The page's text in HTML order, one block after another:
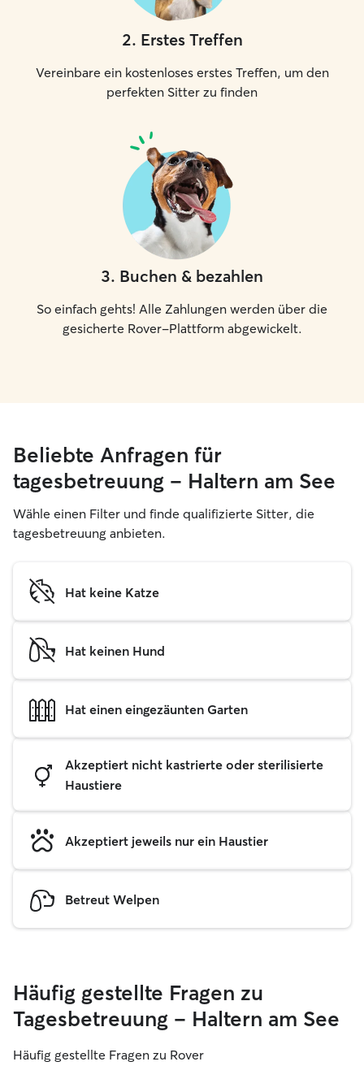
2. Erstes Treffen
Vereinbare ein kostenloses erstes Treffen, um den
perfekten Sitter zu finden
3. Buchen & bezahlen
So einfach gehts! Alle Zahlungen werden über die
gesicherte Rover-Plattform abgewickelt.
Beliebte Anfragen für
tagesbetreuung – Haltern am See
Wähle einen Filter und finde qualifizierte Sitter, die
tagesbetreuung anbieten.
Hat keine Katze
Hat keinen Hund
Hat einen eingezäunten Garten
Akzeptiert nicht kastrierte oder sterilisierte
Haustiere
Akzeptiert jeweils nur ein Haustier
Betreut Welpen
Häufig gestellte Fragen zu
Tagesbetreuung – Haltern am See
Häufig gestellte Fragen zu Rover